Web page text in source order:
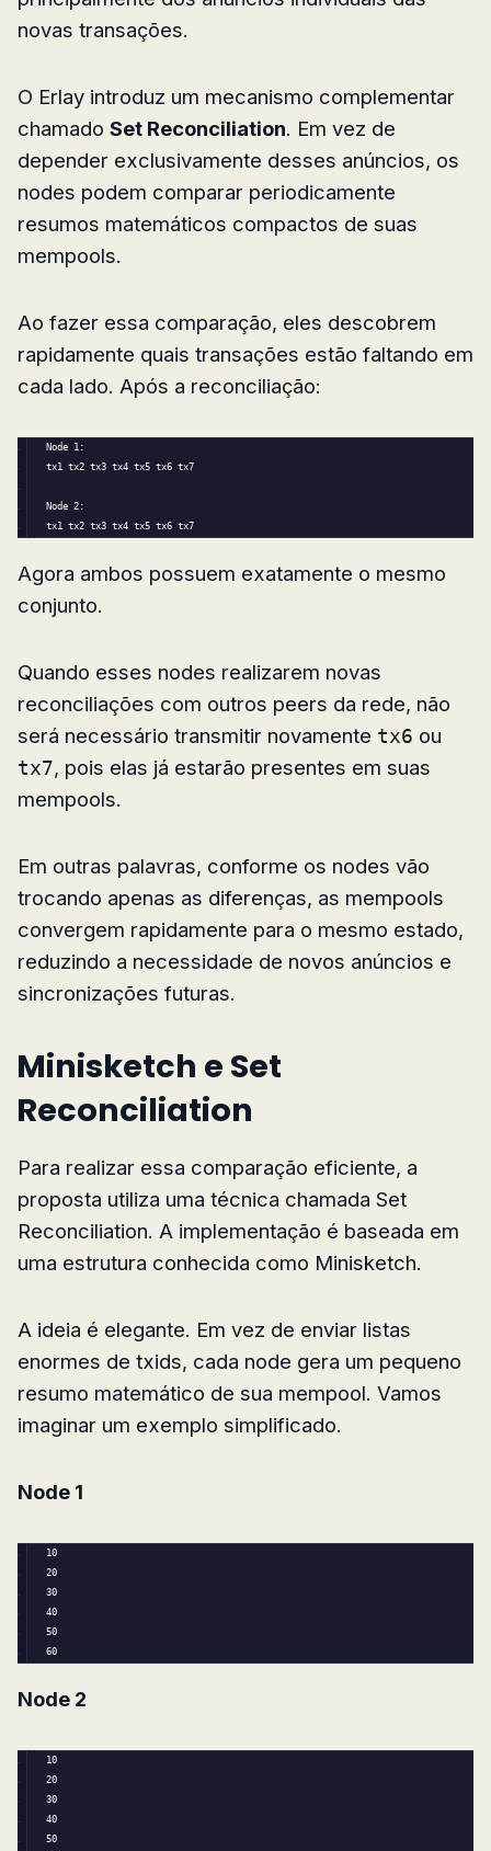
novas transações.
O Erlay introduz um mecanismo complementar
chamado Set Reconciliation. Em vez de
depender exclusivamente desses anúncios, os
nodes podem comparar periodicamente
resumos matemáticos compactos de suas
mempools.
Ao fazer essa comparação, eles descobrem
rapidamente quais transações estão faltando em
cada lado. Após a reconciliação:
Node 1 :
tx1 tx2 tx3 tx4 tx5 tx6 tx7
Node 2 :
tx1 tx2 tx3 tx4 tx5 tx6 tx7
Agora ambos possuem exatamente o mesmo
conjunto.
Quando esses nodes realizarem novas
reconciliações com outros peers da rede, não
será necessário transmitir novamente tx6 ou
tx7, pois elas já estarão presentes em suas
mempools.
Em outras palavras, conforme os nodes vão
trocando apenas as diferenças, as mempools
convergem rapidamente para o mesmo estado,
reduzindo a necessidade de novos anúncios e
sincronizações futuras.
Minisketch e Set
Reconciliation
Para realizar essa comparação eficiente, a
proposta utiliza uma técnica chamada Set
Reconciliation. A implementação é baseada em
uma estrutura conhecida como Minisketch.
A ideia é elegante. Em vez de enviar listas
enormes de txids, cada node gera um pequeno
resumo matemático de sua mempool. Vamos
imaginar um exemplo simplificado.
Node 1
10
20
30
40
50
60
Node 2
10
20
30
40
50